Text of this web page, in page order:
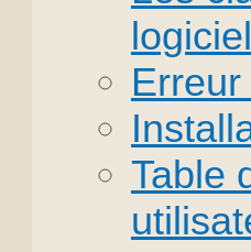
Table